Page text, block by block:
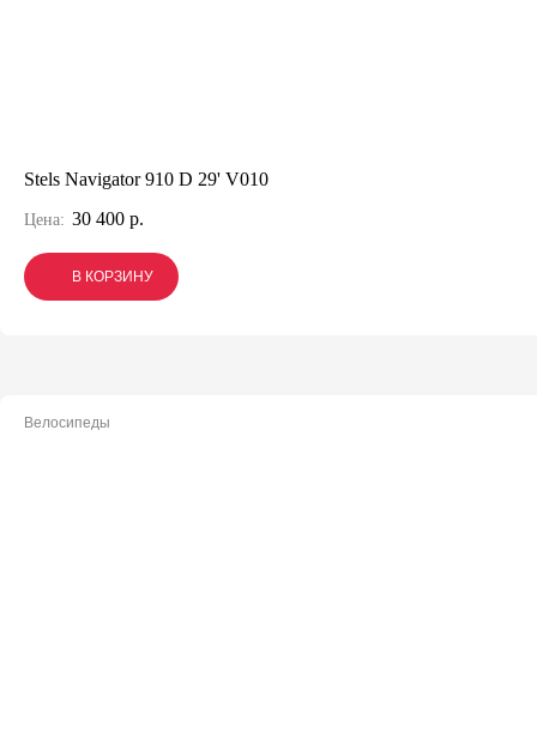
Stels Navigator 910 D 29' V010
Цена: 30 400 р.
В КОРЗИНУ
В КОРЗИНУ
В КОРЗИНУ
Велосипеды